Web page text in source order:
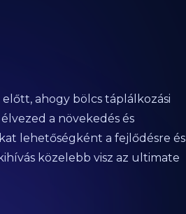
ahogy bölcs táplálkozási
a növekedés és
lehetőségként a fejlődésre és
közelebb visz az ultimate